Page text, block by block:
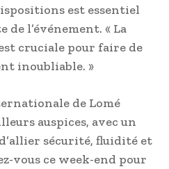
est essentiel
de l’événement. « La
cruciale pour faire de
inoubliable. »
de Lomé
auspices, avec un
sécurité, fluidité et
vous ce week-end pour